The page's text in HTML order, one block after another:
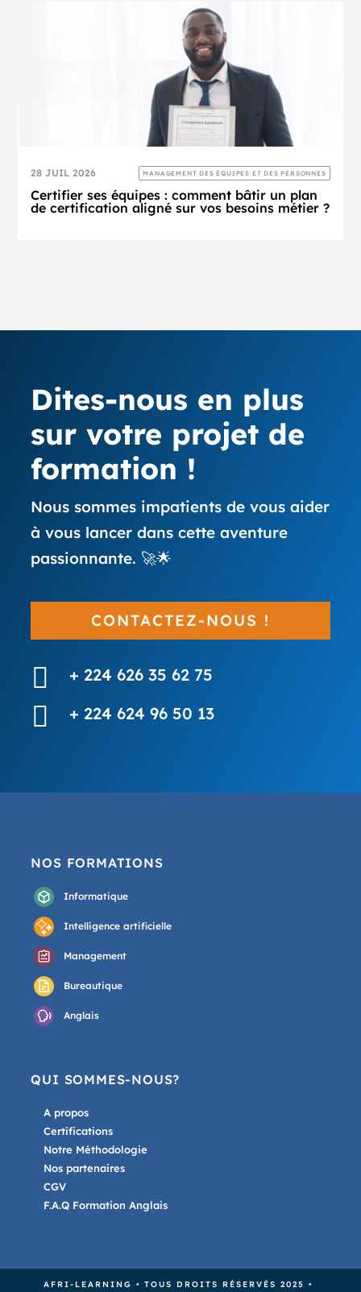
28 JUIL 2026 MANAGEMENT DES ÉQUIPES ET DES PERSONNES
Certifier ses équipes : comment bâtir un plan
de certification aligné sur vos besoins métier ?
Dites-nous en plus
sur votre projet de
formation !
Nous sommes impatients de vous aider
à vous lancer dans cette aventure
passionnante. 🚀🌟
CONTACTEZ-NOUS !
 + 224 626 35 62 75
 + 224 624 96 50 13
NOS FORMATIONS
Informatique
Intelligence artificielle
Management
Bureautique
Anglais
QUI SOMMES-NOUS?
A propos
Certifications
Notre Méthodologie
Nos partenaires
CGV
F.A.Q Formation Anglais